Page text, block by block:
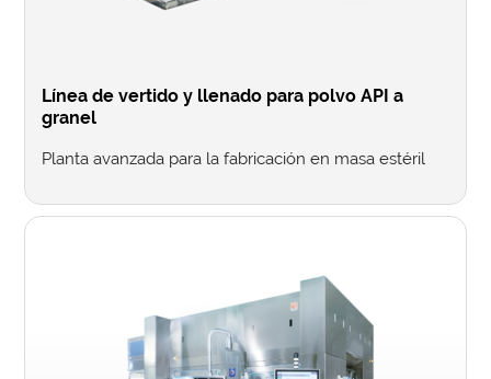
Línea de vertido y llenado para polvo API a
granel
Planta avanzada para la fabricación en masa estéril